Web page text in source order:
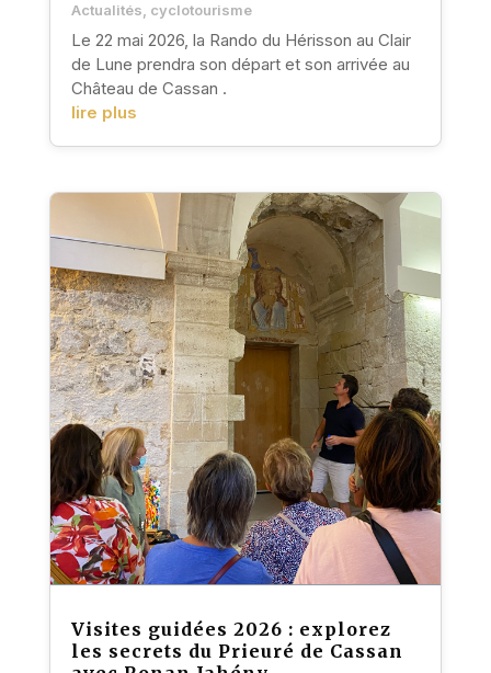
Actualités, cyclotourisme
Le 22 mai 2026, la Rando du Hérisson au Clair
de Lune prendra son départ et son arrivée au
Château de Cassan .
lire plus
Visites guidées 2026 : explorez
les secrets du Prieuré de Cassan